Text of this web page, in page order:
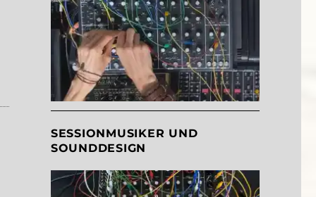
Switch zum Regeln der Delayzeit via Expression-
SESSIONMUSIKER UND
SOUNDDESIGN